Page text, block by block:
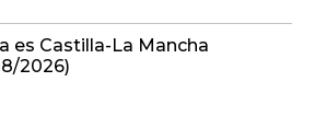
es Castilla-La Mancha
2026)